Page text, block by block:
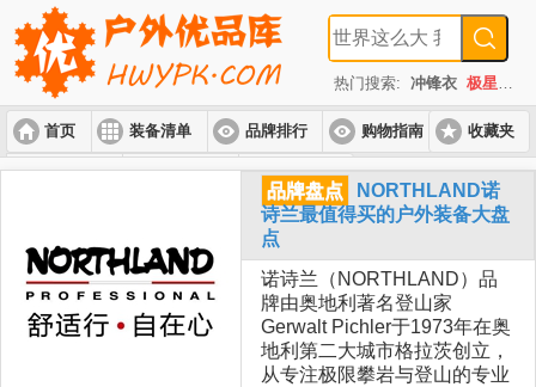
热门搜索: 冲锋衣 极星
首页 装备清单 品牌排行 购物指南
入门套装 进阶套装 高端套装
收藏夹
品牌盘点
NORTHLAND诺
诗兰最值得买的户外装备大盘
点
诺诗兰（NORTHLAND）品
牌由奥地利著名登山家
Gerwalt Pichler于1973年在奥
地利第二大城市格拉茨创立，
从专注极限攀岩与登山的专业